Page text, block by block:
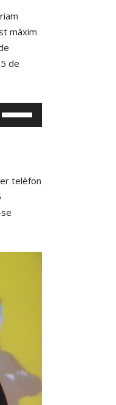
per
incrementar
volum.
màxim
de
servir
per
disminuir
el
volum.
telèfon